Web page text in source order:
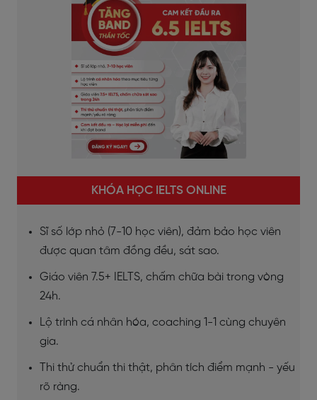
KHÓA HỌC IELTS ONLINE
Sĩ số lớp nhỏ (7-10 học viên), đảm bảo học viên
được quan tâm đồng đều, sát sao.
Giáo viên 7.5+ IELTS, chấm chữa bài trong vòng
24h.
Lộ trình cá nhân hóa, coaching 1-1 cùng chuyên
gia.
Thi thử chuẩn thi thật, phân tích điểm mạnh - yếu
rõ ràng.